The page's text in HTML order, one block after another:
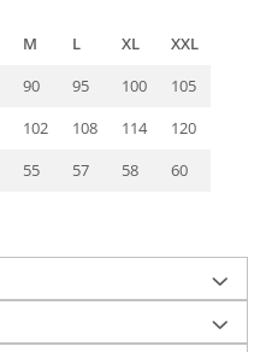
M L XL
XXL
90 95 100
105
102 108 114
120
55 57 58 60